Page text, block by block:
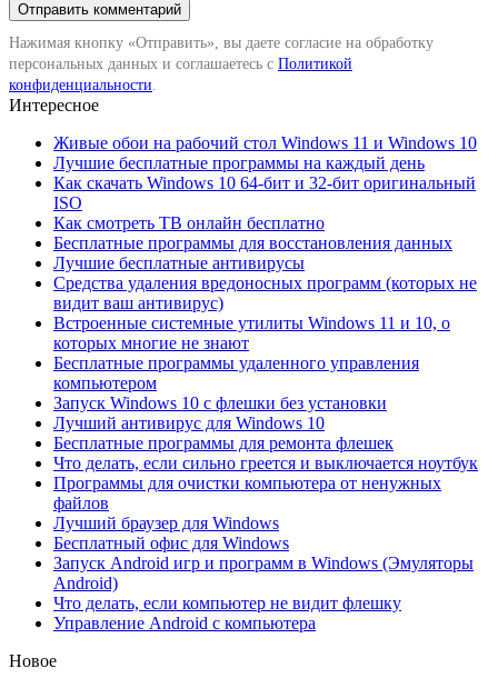
Нажимая кнопку «Отправить», вы даете согласие на обработку
персональных данных и соглашаетесь с Политикой
конфиденциальности.
Интересное
Живые обои на рабочий стол Windows 11 и Windows 10
Лучшие бесплатные программы на каждый день
Как скачать Windows 10 64-бит и 32-бит оригинальный
ISO
Как смотреть ТВ онлайн бесплатно
Бесплатные программы для восстановления данных
Лучшие бесплатные антивирусы
Средства удаления вредоносных программ (которых не
видит ваш антивирус)
Встроенные системные утилиты Windows 11 и 10, о
которых многие не знают
Бесплатные программы удаленного управления
компьютером
Запуск Windows 10 с флешки без установки
Лучший антивирус для Windows 10
Бесплатные программы для ремонта флешек
Что делать, если сильно греется и выключается ноутбук
Программы для очистки компьютера от ненужных
файлов
Лучший браузер для Windows
Бесплатный офис для Windows
Запуск Android игр и программ в Windows (Эмуляторы
Android)
Что делать, если компьютер не видит флешку
Управление Android с компьютера
Новое